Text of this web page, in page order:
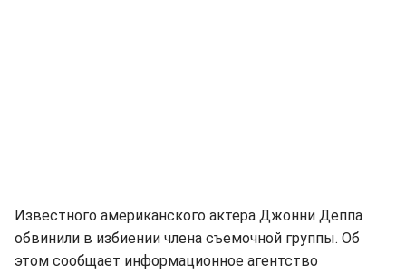
Известного американского актера Джонни Деппа
обвинили в избиении члена съемочной группы. Об
этом сообщает информационное агентство